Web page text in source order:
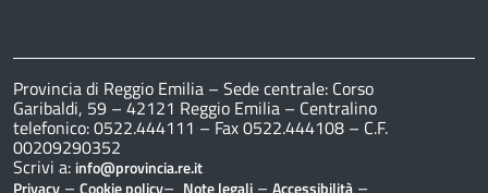
Provincia di Reggio Emilia – Sede centrale: Corso
Garibaldi, 59 – 42121 Reggio Emilia – Centralino
telefonico: 0522.444111 – Fax 0522.444108 – C.F.
00209290352
Scrivi a: info@provincia.re.it
Privacy – Cookie policy– Note legali – Accessibilità –